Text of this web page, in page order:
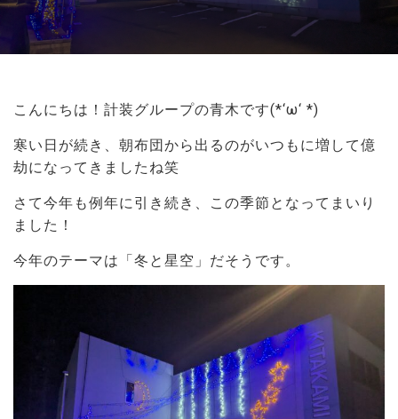
こんにちは！計装グループの青木です(*‘ω‘ *)
寒い日が続き、朝布団から出るのがいつもに増して億
劫になってきましたね笑
さて今年も例年に引き続き、この季節となってまいり
ました！
今年のテーマは「冬と星空」だそうです。